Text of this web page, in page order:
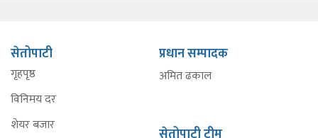
सेतोपाटी
गृहपृष्ठ
विनिमय दर
शेयर बजार
प्रधान सम्पादक
अमित ढकाल